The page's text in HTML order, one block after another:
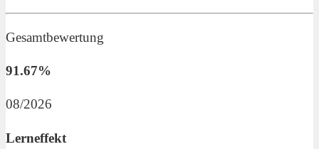
Gesamtbewertung
91.67%
08/2026
Lerneffekt